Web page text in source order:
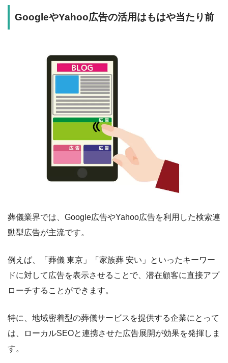
GoogleやYahoo広告の活用はもはや当たり前
葬儀業界では、Google広告やYahoo広告を利用した検索連
動型広告が主流です。
例えば、「葬儀 東京」「家族葬 安い」といったキーワー
ドに対して広告を表示させることで、潜在顧客に直接アプ
ローチすることができます。
特に、地域密着型の葬儀サービスを提供する企業にとって
は、ローカルSEOと連携させた広告展開が効果を発揮しま
す。